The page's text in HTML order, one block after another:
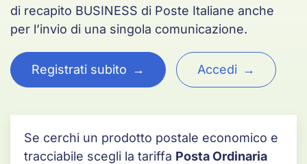
di recapito BUSINESS di Poste Italiane anche
per l’invio di una singola comunicazione.
Registrati subito Accedi
Se cerchi un prodotto postale economico e
tracciabile scegli la tariffa Posta Ordinaria